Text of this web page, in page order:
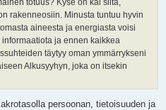
rakenneosiin. Minusta tuntuu hyvin
aineesta ja energiasta voisi
ja ennen kaikkea
täytyy oman ymmärrykseni
Alkusyyhyn, joka on itsekin
persoonan, tietoisuuden ja